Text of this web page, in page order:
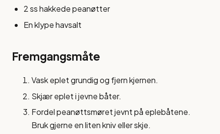
2 ss hakkede peanøtter
En klype havsalt
Fremgangsmåte
Vask eplet grundig og fjern kjernen.
Skjær eplet i jevne båter.
Fordel peanøttsmøret jevnt på eplebåtene.
Bruk gjerne en liten kniv eller skje.